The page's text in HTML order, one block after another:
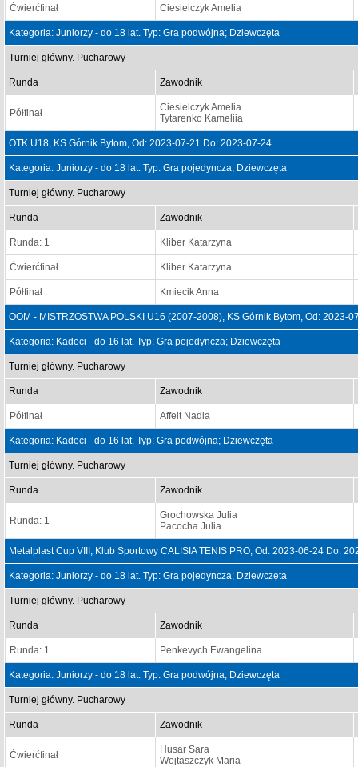
Ćwierćfinał Ciesielczyk Amelia
Kategoria: Juniorzy - do 18 lat. Typ: Gra podwójna; Dziewczęta
Turniej główny. Pucharowy
Runda Zawodnik
Półfinał
Ciesielczyk Amelia
Tytarenko Kameliia
OTK U18, KS Górnik Bytom, Od: 2023-07-21 Do: 2023-07-24
Kategoria: Juniorzy - do 18 lat. Typ: Gra pojedyncza; Dziewczęta
Turniej główny. Pucharowy
Runda Zawodnik
Runda: 1 Kliber Katarzyna
Ćwierćfinał Kliber Katarzyna
Półfinał Kmiecik Anna
OOM - MISTRZOSTWA POLSKI U16 (2007-2008), KS Górnik Bytom, Od: 2023-
Kategoria: Kadeci - do 16 lat. Typ: Gra pojedyncza; Dziewczęta
Turniej główny. Pucharowy
Runda Zawodnik
Półfinał Affelt Nadia
Kategoria: Kadeci - do 16 lat. Typ: Gra podwójna; Dziewczęta
Turniej główny. Pucharowy
Runda Zawodnik
Runda: 1
Grochowska Julia
Pacocha Julia
Metalplast Cup VIII, Klub Sportowy CALISIA TENIS PRO, Od: 2023-06-24 Do:
Kategoria: Juniorzy - do 18 lat. Typ: Gra pojedyncza; Dziewczęta
Turniej główny. Pucharowy
Runda Zawodnik
Runda: 1 Penkevych Ewangelina
Kategoria: Juniorzy - do 18 lat. Typ: Gra podwójna; Dziewczęta
Turniej główny. Pucharowy
Runda Zawodnik
Ćwierćfinał
Husar Sara
Wojtaszczyk Maria